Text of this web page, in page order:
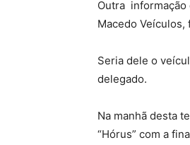
Outra informação
Macedo Veículos,
Seria dele o
delegado.
Na manhã desta
“Hórus” com a